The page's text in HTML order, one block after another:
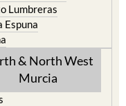
Lumbreras
Espuna
& North West
Murcia